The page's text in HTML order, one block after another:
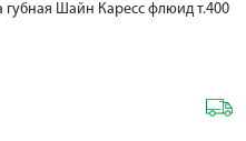
Шайн Каресс флюид т.400